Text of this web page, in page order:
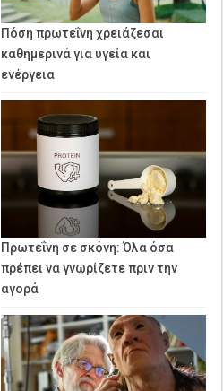
Πόση πρωτεΐνη χρειάζεσαι
καθημερινά για υγεία και
ενέργεια
Πρωτεΐνη σε σκόνη: Όλα όσα
πρέπει να γνωρίζετε πριν την
αγορά